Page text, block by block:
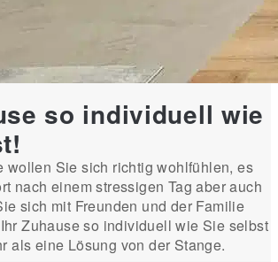
so individuell wie
wollen Sie sich richtig wohlfühlen, es
nach einem stressigen Tag aber auch
sich mit Freunden und der Familie
Zuhause so individuell wie Sie selbst
als eine Lösung von der Stange.